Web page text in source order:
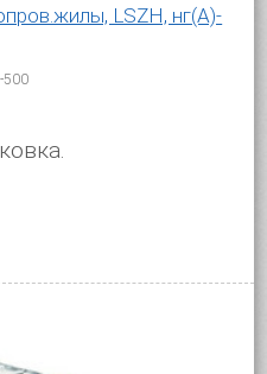
LSZH, нг(А)-
500